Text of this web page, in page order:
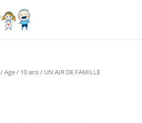
/Age/ 10 ans/ UN AIR DE FAMILLE